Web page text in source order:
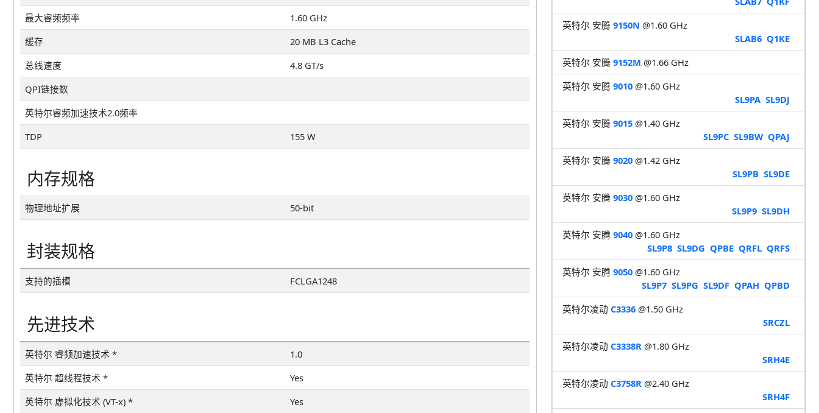
最大睿频频率
1.60 GHz
缓存
20 MB L3 Cache
总线速度
4.8 GT/s
QPI链接数
英特尔睿频加速技术2.0频率
TDP
155 W
内存规格
物理地址扩展 50-bit
封装规格
支持的插槽 FCLGA1248
先进技术
英特尔 睿频加速技术 *
1.0
英特尔 超线程技术 *
Yes
英特尔 虚拟化技术 (VT-x) *
Yes
英特尔 安腾 9150N @1.60 GHz
SLAB6 Q1KE
英特尔 安腾 9152M @1.66 GHz
英特尔 安腾 9010@1.60 GHz
SL9PA SL9DJ
英特尔 安腾 9015@1.40 GHz
SL9PC SL9BW QPAJ
英特尔 安腾 9020@1.42 GHz
SL9PB SL9DE
英特尔 安腾 9030@1.60 GHz
SL9P9 SL9DH
英特尔 安腾 9040@1.60 GHz
SL9P8 SL9DG QPBE QRFL QRFS
英特尔 安腾 9050@1.60 GHz
SL9P7 SL9PG SL9DF QPAH QPBD
英特尔凌动 C3336@1.50 GHz
SRCZL
英特尔凌动 C3338R @1.80 GHz
SRH4E
英特尔凌动 C3758R @2.40 GHz
SRH4F